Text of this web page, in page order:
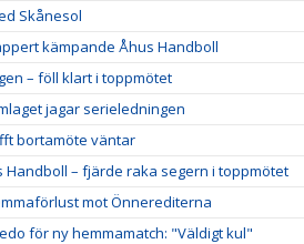
Skånesol
kämpande Åhus Handboll
– föll klart i toppmötet
jagar serieledningen
bortamöte väntar
– fjärde raka segern i toppmötet
mot Önnerediterna
för ny hemmamatch: "Väldigt kul"